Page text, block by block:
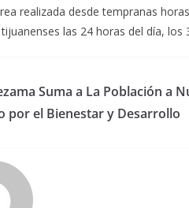
realizada desde tempranas
las 24 horas del día, los
Suma a La Población a
por el Bienestar y Desarrollo